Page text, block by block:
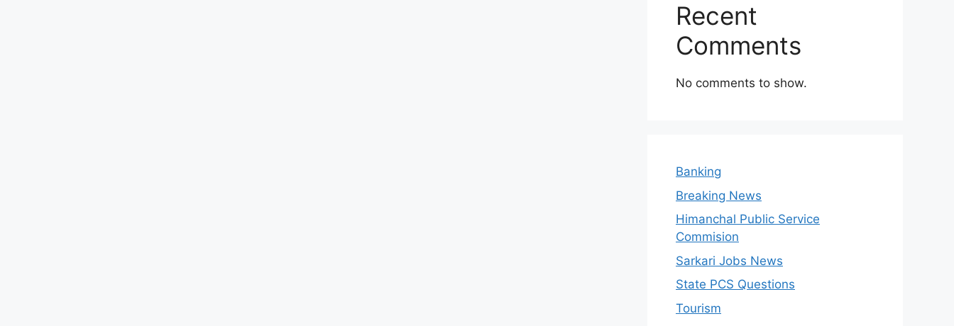
Recent
Comments
No comments to show.
Banking
Breaking News
Himanchal Public Service
Commision
Sarkari Jobs News
State PCS Questions
Tourism